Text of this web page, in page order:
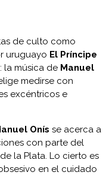
de culto como
uruguayo El Príncipe
la música de Manuel
medirse con
excéntricos e
Onís se acerca a
con parte del
la Plata. Lo cierto es
en el cuidado